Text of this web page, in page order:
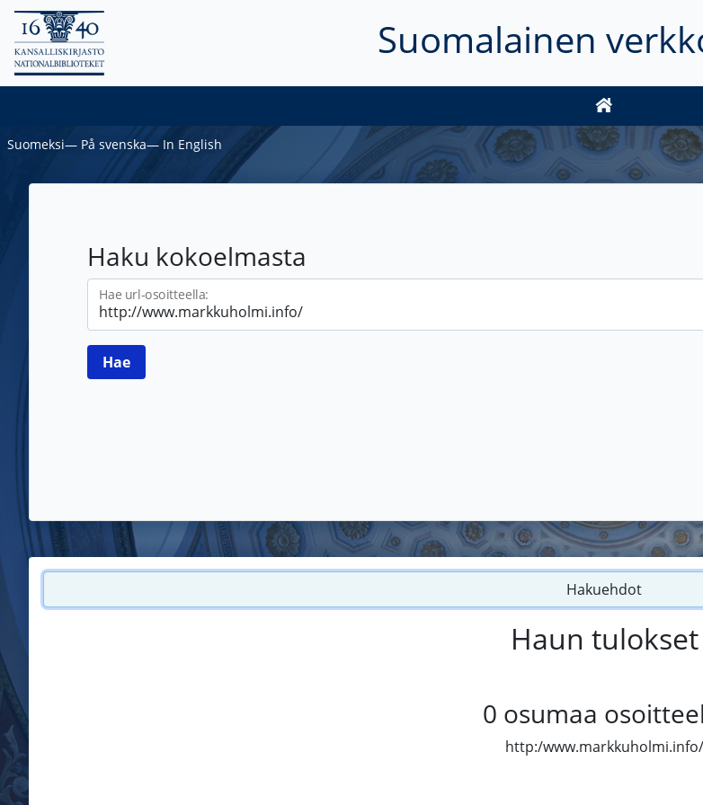
Suomalainen
Suomeksi― På svenska― In English
Haku kokoelmasta
Hae url-osoitteella:
Hakuehdot
Haun tulokset
0 osumaa
http:/www.markkuholmi.info/